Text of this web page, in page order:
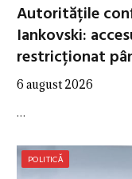
Autoritățile
Iankovski:
restricționat
6 august 2026
…
POLITICĂ